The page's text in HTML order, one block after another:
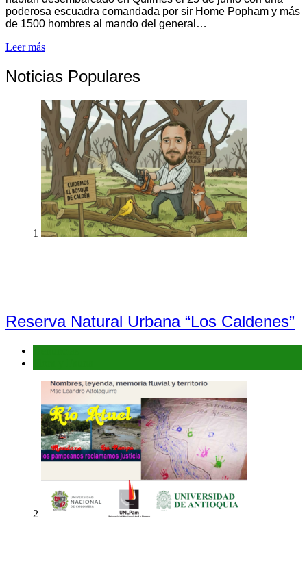
poderosa escuadra comandada por sir Home Popham y más
de 1500 hombres al mando del general…
Leer más
Noticias Populares
1
Reserva Natural Urbana “Los Caldenes”
2